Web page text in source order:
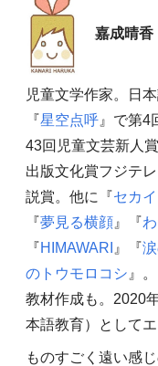
嘉成晴香
児童文学作家。日本
『星空点呼』で第4
43回児童文芸新人
出版文化賞フジテ
説賞。他に『セカ
『夢見る横顔』『
『HIMAWARI 』『
のトウモロコシ 』
教材作成も。2020
本語教育）として
ものすごく遠い感